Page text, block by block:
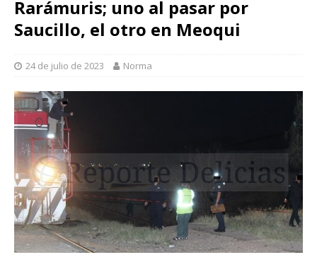
Rarámuris; uno al pasar por
Saucillo, el otro en Meoqui
24 de julio de 2023 Norma